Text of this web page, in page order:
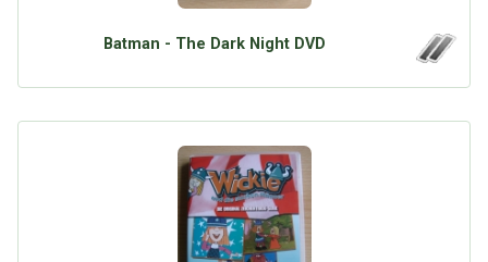
Batman - The Dark Night DVD